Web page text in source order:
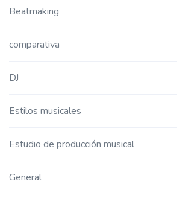
Beatmaking
comparativa
DJ
Estilos musicales
Estudio de producción musical
General